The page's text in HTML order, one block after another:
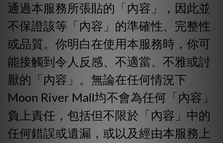
通過本服務所張貼的「內容」，因此並
不保證該等「內容」的準確性、完整性
或品質。你明白在使用本服務時，你可
能接觸到令人反感、不適當、不雅或討
厭的「內容」。無論在任何情況下
Moon River Mall均不會為任何「內容」
負上責任，包括但不限於「內容」中的
任何錯誤或遺漏，或以及經由本服務上